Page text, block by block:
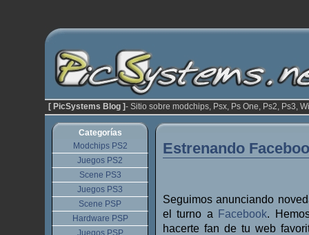
[ PicSystems Blog ]- Sitio sobre modchips, Psx, Ps One, Ps2, Ps3,
Estrenando
Seguimos anunciando
el turno a
Facebook.
hacerte fan de tu web
Categorías
Modchips PS2
Juegos PS2
Scene PS3
Juegos PS3
Scene PSP
Hardware PSP
Juegos PSP